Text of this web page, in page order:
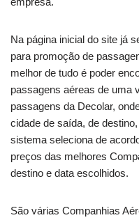
Na página inicial do site já
para promoção de
melhor de tudo é poder
passagens aéreas de uma
passagens da Decolar,
cidade de saída, de
sistema seleciona de
preços das melhores
destino e data escolhidos.
São várias Companhias